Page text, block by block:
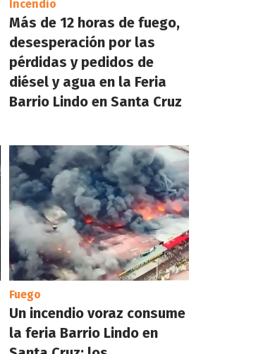
Incendio
Más de 12 horas de fuego,
desesperación por las
pérdidas y pedidos de
diésel y agua en la Feria
Barrio Lindo en Santa Cruz
Fuego
Un incendio voraz consume
la feria Barrio Lindo en